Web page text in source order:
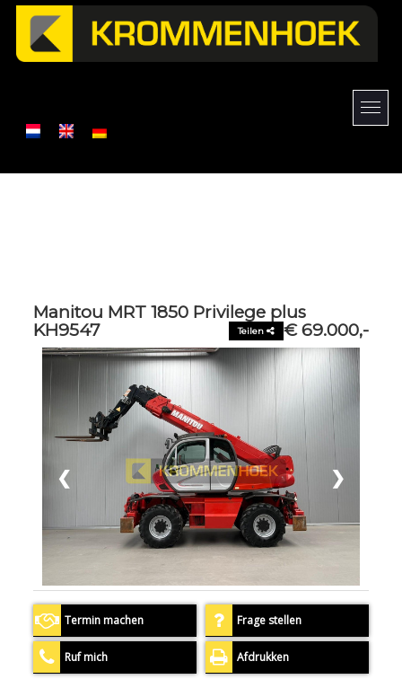
Manitou MRT 1850 Privilege plus
KH9547
€ 69.000,-
Teilen
❮ ❯
Termin machen Frage stellen
Ruf mich Afdrukken